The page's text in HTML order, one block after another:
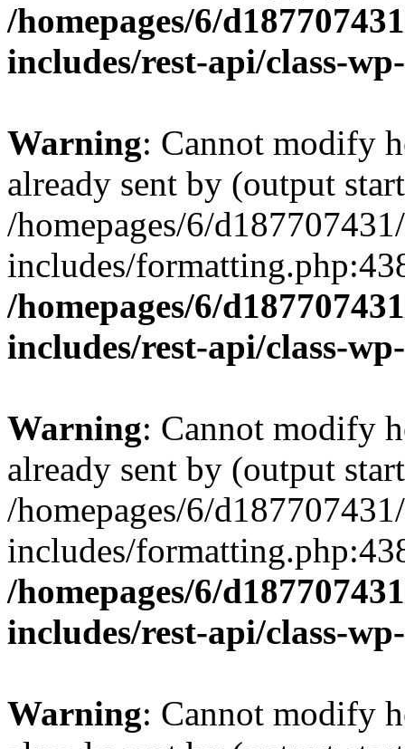
/homepages/6/
includes/rest-api/class-
Warning: Cannot modify
already sent by (output
/homepages/6/
includes/
/homepages/6/
includes/rest-api/class-
Warning: Cannot modify
already sent by (output
/homepages/6/
includes/
/homepages/6/
includes/rest-api/class-
Warning: Cannot modify